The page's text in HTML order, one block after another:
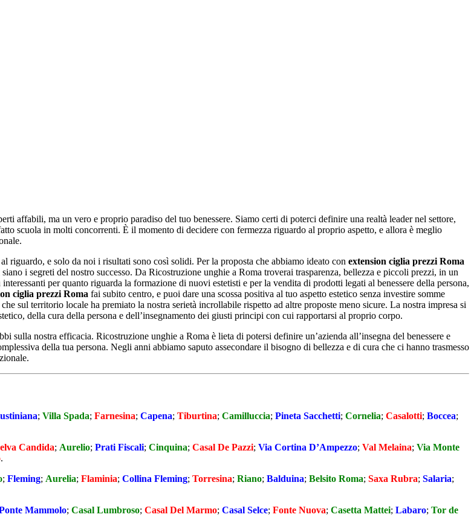
affabili, ma un vero e proprio paradiso del tuo benessere. Siamo certi di poterci definire una realtà leader nel settore,
scuola in molti concorrenti. È il momento di decidere con fermezza riguardo al proprio aspetto, e allora è meglio
riguardo, e solo da noi i risultati sono così solidi. Per la proposta che abbiamo ideato con extension ciglia prezzi Roma
i segreti del nostro successo. Da Ricostruzione unghie a Roma troverai trasparenza, bellezza e piccoli prezzi, in un
per quanto riguarda la formazione di nuovi estetisti e per la vendita di prodotti legati al benessere della persona,
ciglia prezzi Roma fai subito centro, e puoi dare una scossa positiva al tuo aspetto estetico senza investire somme
sul territorio locale ha premiato la nostra serietà incrollabile rispetto ad altre proposte meno sicure. La nostra impresa si
della cura della persona e dell’insegnamento dei giusti principi con cui rapportarsi al proprio corpo.
sulla nostra efficacia. Ricostruzione unghie a Roma è lieta di potersi definire un’azienda all’insegna del benessere e
della tua persona. Negli anni abbiamo saputo assecondare il bisogno di bellezza e di cura che ci hanno trasmesso
; Villa Spada; Farnesina; Capena; Tiburtina; Camilluccia; Pineta Sacchetti; Cornelia; Casalotti; Boccea;
Candida; Aurelio; Prati Fiscali; Cinquina; Casal De Pazzi; Via Cortina D’Ampezzo; Val Melaina; Via Monte
.
; Fleming; Aurelia; Flaminia; Collina Fleming; Torresina; Riano; Balduina; Belsito Roma; Saxa Rubra; Salaria;
Mammolo; Casal Lumbroso; Casal Del Marmo; Casal Selce; Fonte Nuova; Casetta Mattei; Labaro; Tor de